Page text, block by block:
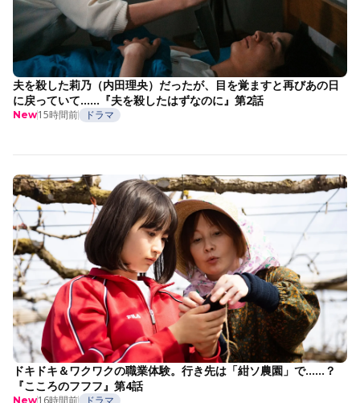
夫を殺した莉乃（内田理央）だったが、目を覚ますと再びあの日
に戻っていて……『夫を殺したはずなのに』第2話
New15時間前 ドラマ
ドキドキ＆ワクワクの職業体験。行き先は「紺ソ農園」で……？
『こころのフフフ』第4話
New